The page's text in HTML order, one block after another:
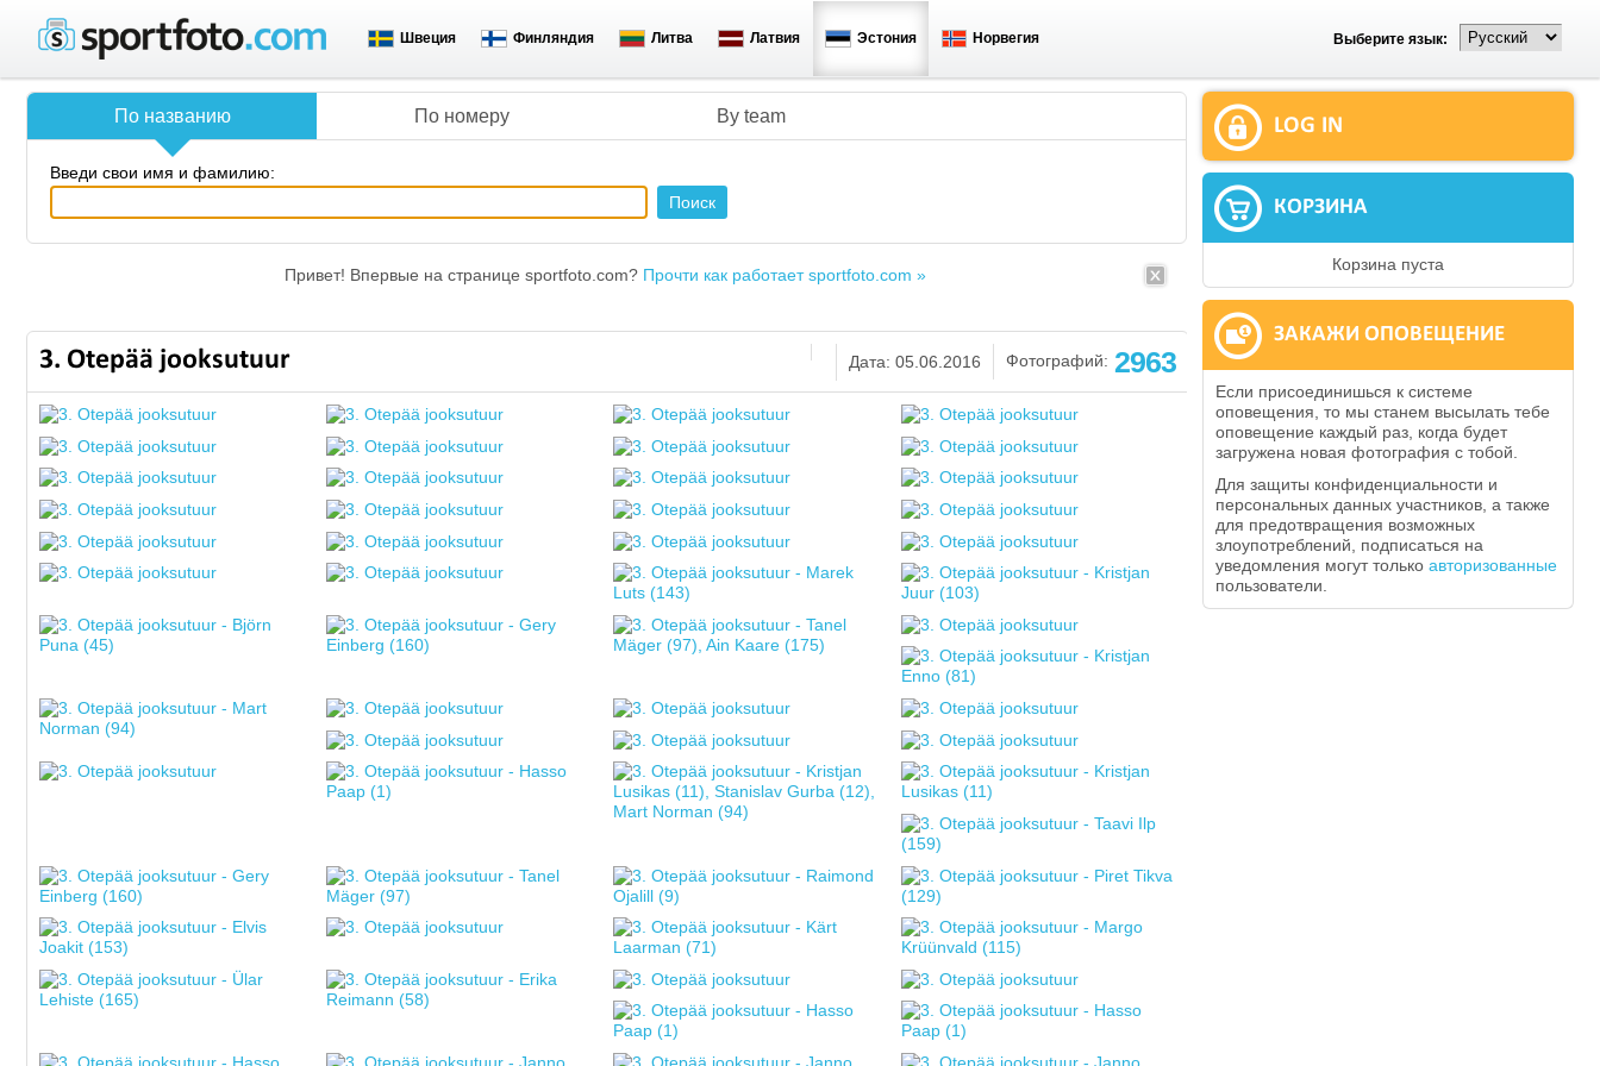
Швеция Финляндия Литва Латвия Эстония Норвегия Выберите язык:
По названию По номеру By team
Введи свои имя и фамилию:
Привет! Впервые на странице sportfoto.com? Прочти как работает sportfoto.com »
3. Otepää jooksutuur Фотографий: 2963
Дата: 05.06.2016
LOG IN
КОРЗИНА
Корзина пуста
ЗАКАЖИ ОПОВЕЩЕНИЕ
Если присоединишься к системе
оповещения, то мы станем высылать тебе
оповещение каждый раз, когда будет
загружена новая фотография с тобой.
Для защиты конфиденциальности и
персональных данных участников, а также
для предотвращения возможных
злоупотреблений, подписаться на
уведомления могут только авторизованные
пользователи.